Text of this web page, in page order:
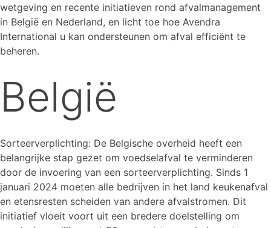
wetgeving en recente initiatieven rond afvalmanagement
in België en Nederland, en licht toe hoe Avendra
International u kan ondersteunen om afval efficiënt te
beheren.
België
Sorteerverplichting: De Belgische overheid heeft een
belangrijke stap gezet om voedselafval te verminderen
door de invoering van een sorteerverplichting. Sinds 1
januari 2024 moeten alle bedrijven in het land keukenafval
en etensresten scheiden van andere afvalstromen. Dit
initiatief vloeit voort uit een bredere doelstelling om